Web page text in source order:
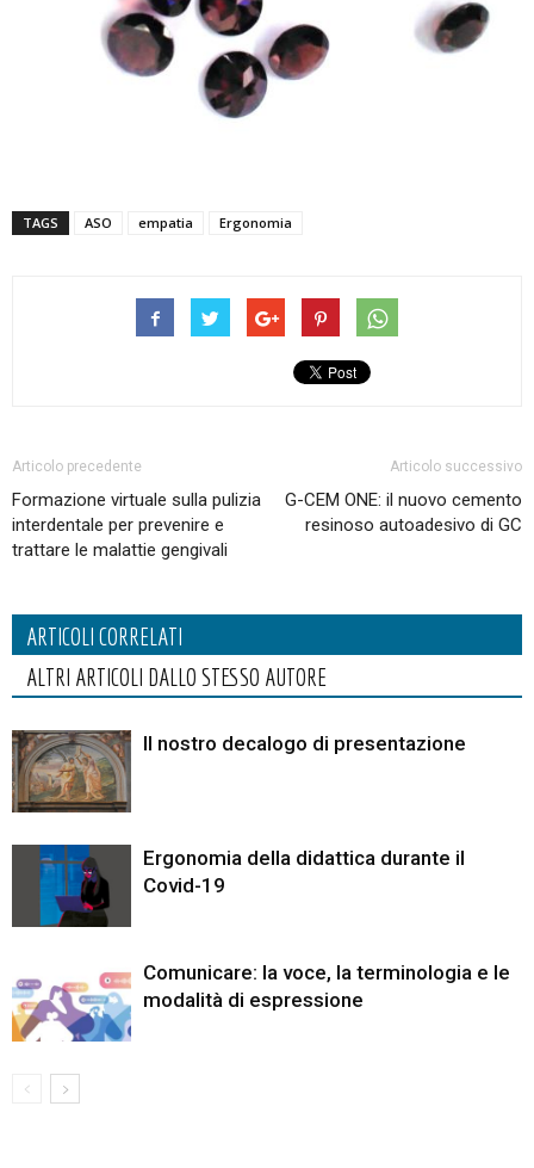
TAGS ASO empatia Ergonomia
Articolo precedente
Formazione virtuale sulla pulizia
interdentale per prevenire e
trattare le malattie gengivali
Articolo successivo
G-CEM ONE: il nuovo cemento
resinoso autoadesivo di GC
ARTICOLI CORRELATI
ALTRI ARTICOLI DALLO STESSO AUTORE
Il nostro decalogo di presentazione
Ergonomia della didattica durante il
Covid-19
Comunicare: la voce, la terminologia e le
modalità di espressione